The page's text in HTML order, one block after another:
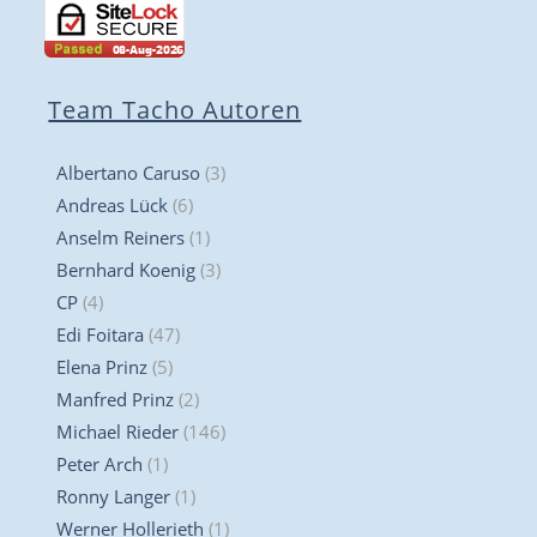
Team Tacho Autoren
Albertano Caruso (3)
Andreas Lück (6)
Anselm Reiners (1)
Bernhard Koenig (3)
CP (4)
Edi Foitara (47)
Elena Prinz (5)
Manfred Prinz (2)
Michael Rieder (146)
Peter Arch (1)
Ronny Langer (1)
Werner Hollerieth (1)